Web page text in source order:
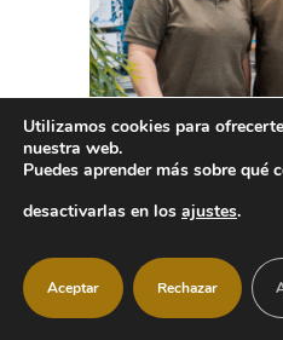
Utilizamos cookies para
nuestra web.
Puedes aprender más sobre qué
desactivarlas en los ajustes.
Aceptar Rechazar